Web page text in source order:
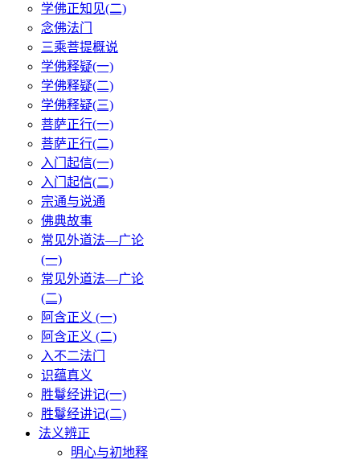
学佛正知见(二)
念佛法门
三乘菩提概说
学佛释疑(一)
学佛释疑(二)
学佛释疑(三)
菩萨正行(一)
菩萨正行(二)
入门起信(一)
入门起信(二)
宗通与说通
佛典故事
常见外道法—广论
(一)
常见外道法—广论
(二)
阿含正义 (一)
阿含正义 (二)
入不二法门
识蕴真义
胜鬘经讲记(一)
胜鬘经讲记(二)
法义辨正
明心与初地释